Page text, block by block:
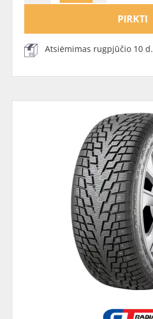
PIRKTI
Atsiėmimas rugpjūčio 10 d.